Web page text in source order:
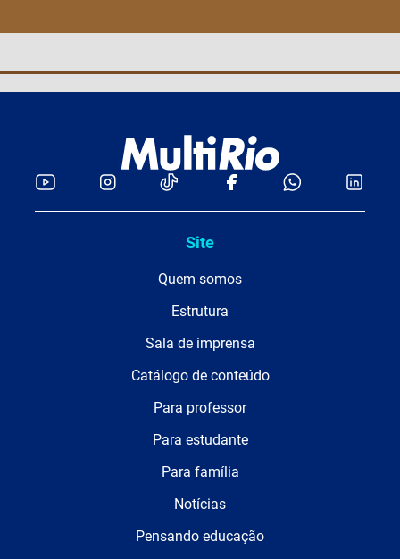
Site
Quem somos
Estrutura
Sala de imprensa
Catálogo de conteúdo
Para professor
Para estudante
Para família
Notícias
Pensando educação